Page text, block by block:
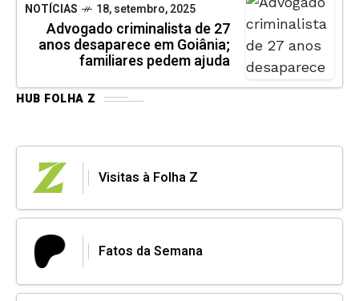
NOTÍCIAS 18, setembro, 2025
Advogado criminalista de 27
anos desaparece em Goiânia;
familiares pedem ajuda
HUB FOLHA Z
Visitas à Folha Z
Fatos da Semana